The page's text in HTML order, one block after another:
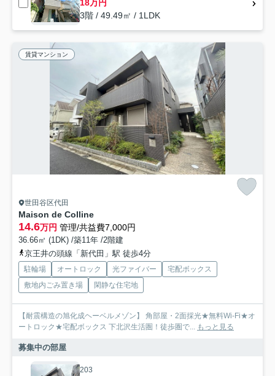
18万円
3階 / 49.49㎡ / 1LDK
賃貸マンション
世田谷区代田
Maison de Colline
14.6万円 管理/共益費7,000円
36.66㎡ (1DK) /築11年 /2階建
京王井の頭線「新代田」駅 徒歩4分
駐輪場 オートロック 光ファイバー
宅配ボックス
敷地内ごみ置き場
閑静な住宅地
【耐震構造の旭化成ヘーベルメゾン】 角部屋・2面採光★無料Wi-Fi★オ
ートロック★宅配ボックス 下北沢生活圏！徒歩圏で... もっと見る
募集中の部屋
203